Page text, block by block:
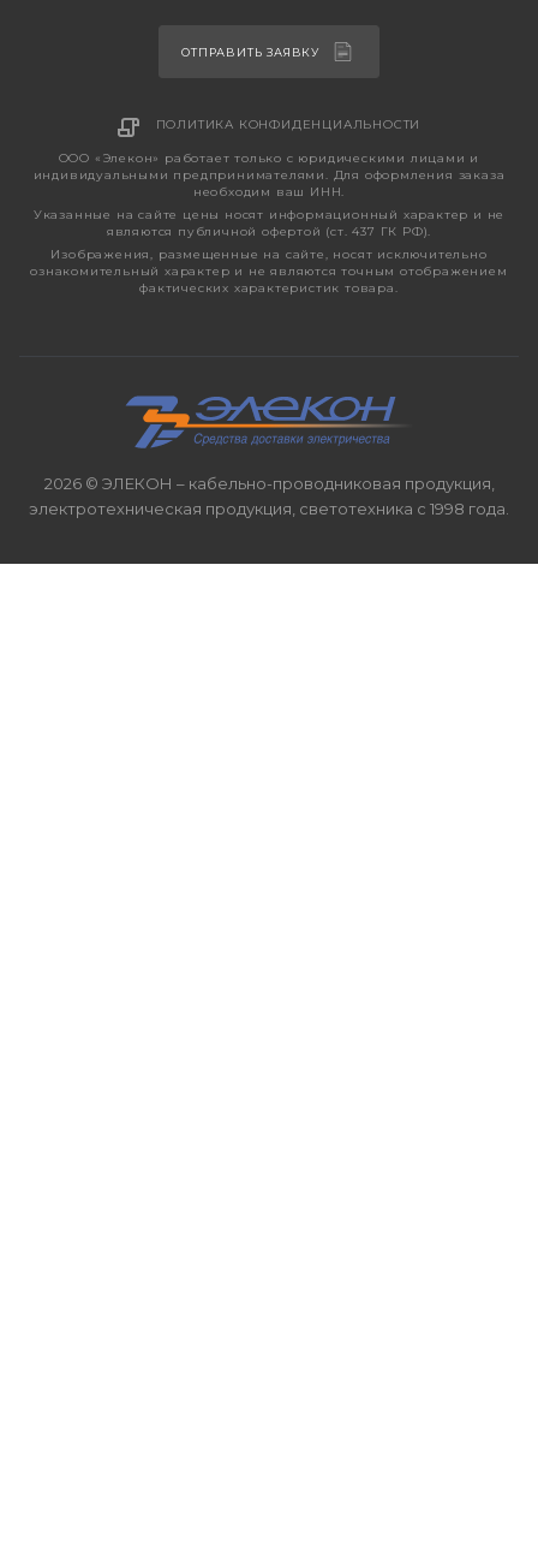
ОТПРАВИТЬ ЗАЯВКУ
ПОЛИТИКА КОНФИДЕНЦИАЛЬНОСТИ
ООО «Элекон» работает только с юридическими лицами и
индивидуальными предпринимателями. Для оформления заказа
необходим ваш ИНН.
Указанные на сайте цены носят информационный характер и не
являются публичной офертой (ст. 437 ГК РФ).
Изображения, размещенные на сайте, носят исключительно
ознакомительный характер и не являются точным отображением
фактических характеристик товара.
2026 © ЭЛЕКОН – кабельно-проводниковая продукция,
электротехническая продукция, светотехника с 1998 года.